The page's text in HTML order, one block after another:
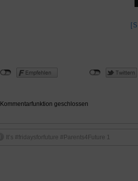
Kommentarfunktion geschlossen
It’s #fridaysforfuture #Parents4Future 1